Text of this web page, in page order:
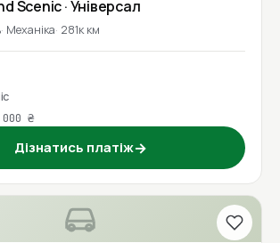
Scenic· Універсал
Механіка 281к км
₴
Дізнатись платіж→